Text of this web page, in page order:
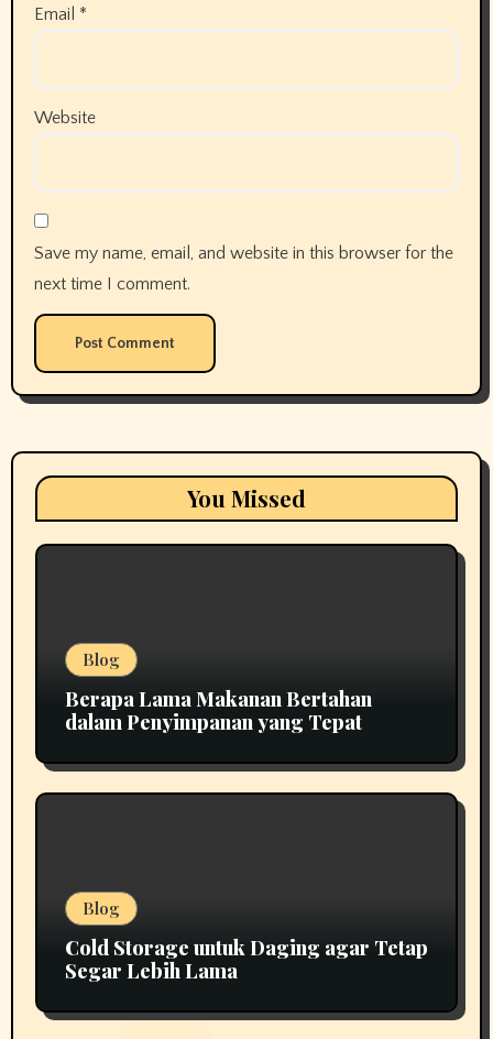
Email *
Website
Save my name, email, and website in this browser for the
next time I comment.
You Missed
Blog
Berapa Lama Makanan Bertahan
dalam Penyimpanan yang Tepat
Blog
Cold Storage untuk Daging agar Tetap
Segar Lebih Lama